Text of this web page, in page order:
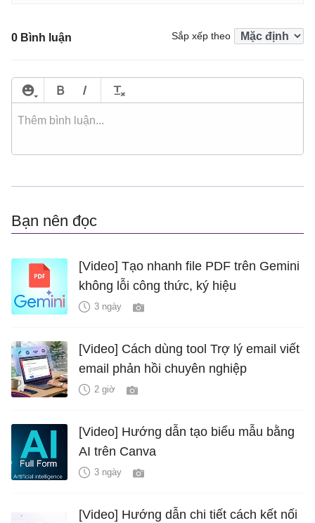
0 Bình luận Sắp xếp theo
Bạn nên đọc
[Video] Tạo nhanh file PDF trên Gemini
không lỗi công thức, ký hiệu
3 ngày
[Video] Cách dùng tool Trợ lý email viết
email phản hồi chuyên nghiệp
2 giờ
[Video] Hướng dẫn tạo biểu mẫu bằng
AI trên Canva
3 ngày
[Video] Hướng dẫn chi tiết cách kết nối